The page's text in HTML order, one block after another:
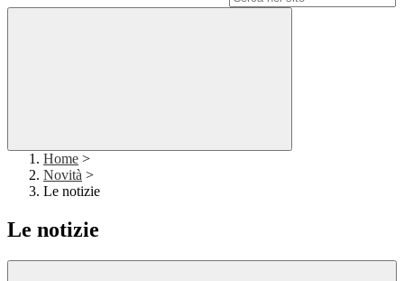
Home >
Novità >
Le notizie
Le notizie